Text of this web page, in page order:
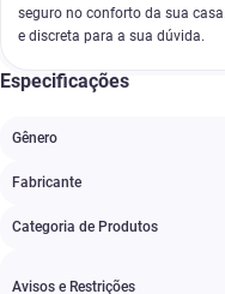
seguro no conforto da sua
e discreta para a sua dúvida.
Especificações
Gênero
Fabricante
Categoria de Produtos
Avisos e Restrições